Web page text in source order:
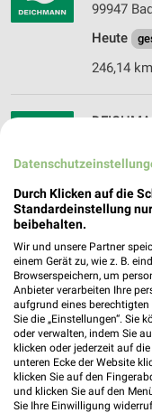
99947
Heute
246,14 km
99867
Heute
255,04 km
Mayer’s
Erfurter
99867
Heute
254,91 km
Durch Klicken auf die
Standardeinstellung
beibehalten.
Wir und unsere Partner
einem Gerät zu, wie z. B.
Browserspeichern, um
Anbieter verarbeiten Ihre
aufgrund eines berechtigten
Sie die „Einstellungen“. Sie
oder verwalten, indem Sie
klicken oder jederzeit auf
unteren Ecke der Website
klicken Sie auf den
und klicken Sie auf den
Sie Ihre Einwilligung